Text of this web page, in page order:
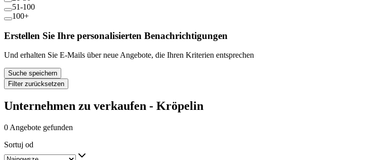
51-100
100+
Erstellen Sie Ihre personalisierten Benachrichtigungen
Und erhalten Sie E-Mails über neue Angebote, die Ihren Kriterien entsprechen
Suche speichern
Filter zurücksetzen
Unternehmen zu verkaufen - Kröpelin
0 Angebote gefunden
Sortuj od